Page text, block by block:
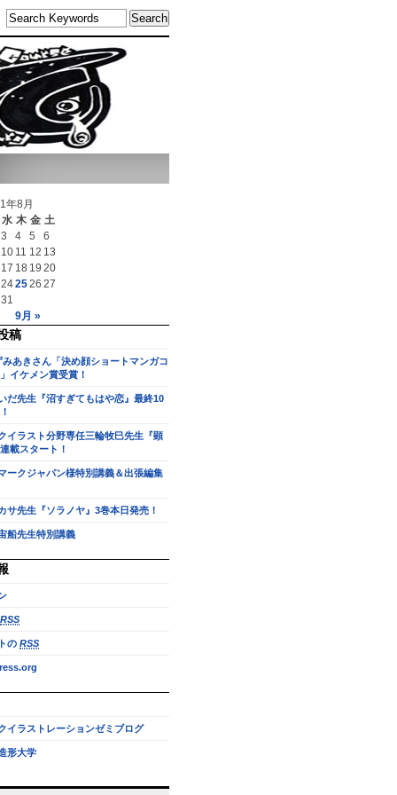
年8月
水 木 金 土
9月 »
3 4 5
6
10 11 12 13
17 18 19 20
242526 27
31
稿
みあきさん「決め顔ショートマンガコ
イケメン賞受賞！
だ先生『沼すぎてもはや恋』最終10
イラスト分野専任三輪牧巳先生『顕
載スタート！
ークジャパン様特別講義＆出張編集
サ先生『ソラノヤ』3巻本日発売！
船先生特別講義
RSS
の RSS
イラストレーションゼミブログ
形大学